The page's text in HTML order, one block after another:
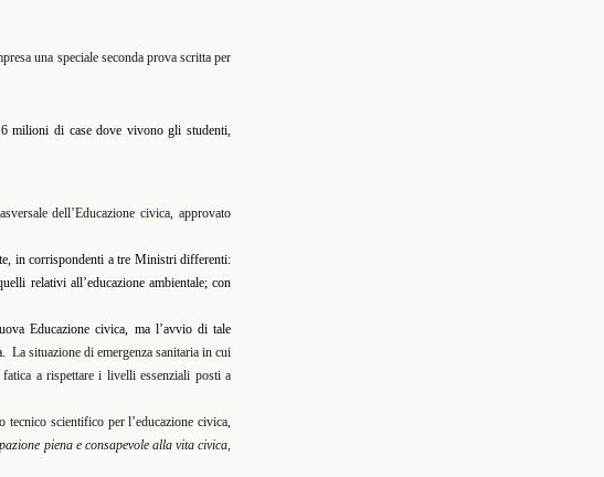
una speciale seconda prova scritta per
milioni di case dove vivono gli studenti,
dell’Educazione civica, approvato
in corrispondenti a tre Ministri differenti:
relativi all’educazione ambientale; con
Educazione civica, ma l’avvio di tale
La situazione di emergenza sanitaria in cui
a rispettare i livelli essenziali posti a
tecnico scientifico per l’educazione civica,
piena e consapevole alla vita civica,